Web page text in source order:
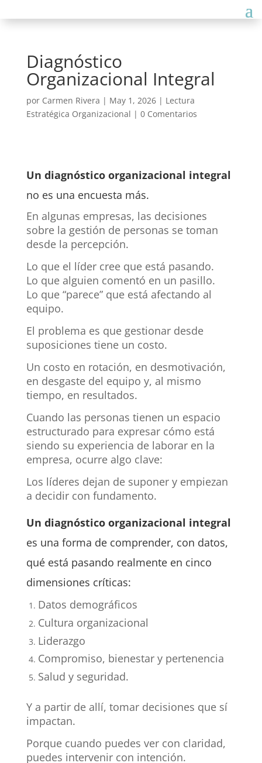
Diagnóstico
Organizacional Integral
por Carmen Rivera | May 1, 2026| Lectura
Estratégica Organizacional | 0 Comentarios
Un diagnóstico organizacional integral
no es una encuesta más.
En algunas empresas, las decisiones
sobre la gestión de personas se toman
desde la percepción.
Lo que el líder cree que está pasando.
Lo que alguien comentó en un pasillo.
Lo que “parece” que está afectando al
equipo.
El problema es que gestionar desde
suposiciones tiene un costo.
Un costo en rotación, en desmotivación,
en desgaste del equipo y, al mismo
tiempo, en resultados.
Cuando las personas tienen un espacio
estructurado para expresar cómo está
siendo su experiencia de laborar en la
empresa, ocurre algo clave:
Los líderes dejan de suponer y empiezan
a decidir con fundamento.
Un diagnóstico organizacional integral
es una forma de comprender, con datos,
qué está pasando realmente en cinco
dimensiones críticas:
Datos demográficos
Cultura organizacional
Liderazgo
Compromiso, bienestar y pertenencia
Salud y seguridad.
Y a partir de allí, tomar decisiones que sí
impactan.
Porque cuando puedes ver con claridad,
puedes intervenir con intención.